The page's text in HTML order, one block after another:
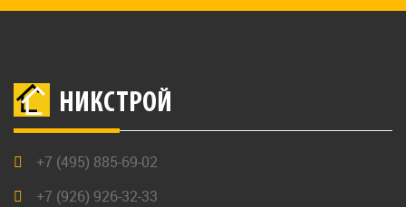
НИКСТРОЙ
+7 (495) 885-69-02
+7 (926) 926-32-33